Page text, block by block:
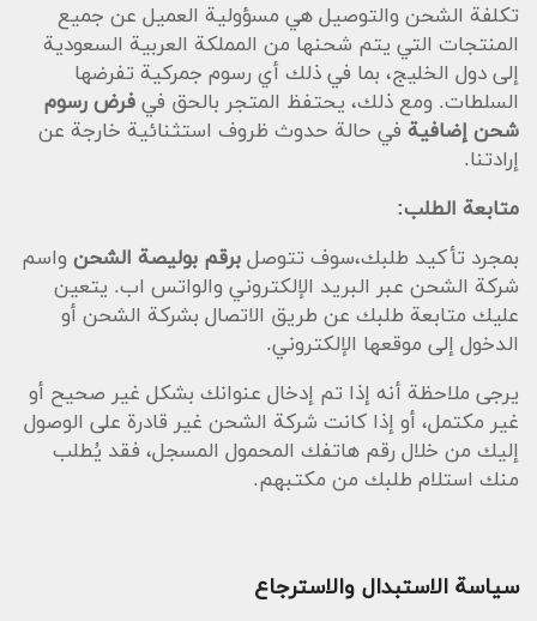
تكلفة الشحن والتوصيل هي مسؤولية العميل عن جميع
المنتجات التي يتم شحنها من المملكة العربية السعودية
إلى دول الخليج، بما في ذلك أي رسوم جمركية تفرضها
السلطات. ومع ذلك، يحتفظ المتجر بالحق في فرض رسوم
شحن إضافية في حالة حدوث ظروف استثنائية خارجة عن
إرادتنا.
متابعة الطلب:
بمجرد تأكيد طلبك،سوف تتوصل برقم بوليصة الشحن واسم
شركة الشحن عبر البريد الإلكتروني والواتس اب. يتعين
عليك متابعة طلبك عن طريق الاتصال بشركة الشحن أو
الدخول إلى موقعها الإلكتروني.
يرجى ملاحظة أنه إذا تم إدخال عنوانك بشكل غير صحيح أو
غير مكتمل، أو إذا كانت شركة الشحن غير قادرة على الوصول
إليك من خلال رقم هاتفك المحمول المسجل، فقد يُطلب
منك استلام طلبك من مكتبهم.
سياسة الاستبدال والاسترجاع